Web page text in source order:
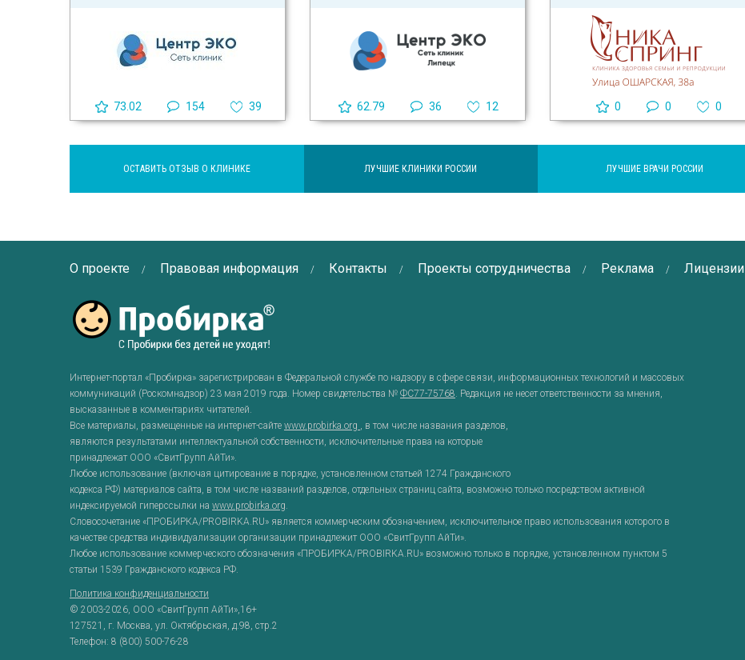
73.02 154 39 62.79 36 12 0 0 0
ОСТАВИТЬ ОТЗЫВ О КЛИНИКЕ ЛУЧШИЕ КЛИНИКИ РОССИИ ЛУЧШИЕ ВРАЧИ РОССИИ
О проекте Правовая информация Контакты Проекты сотрудничества Реклама Лицензии
Интернет-портал «Пробирка» зарегистрирован в Федеральной службе по надзору в сфере связи, информационных технологий и массовых
коммуникаций (Роскомнадзор) 23 мая 2019 года. Номер свидетельства № ФС77-75768. Редакция не несет ответственности за мнения,
высказанные в комментариях читателей.
Все материалы, размещенные на интернет-сайте www.probirka.org , в том числе названия разделов,
являются результатами интеллектуальной собственности, исключительные права на которые
принадлежат ООО «СвитГрупп АйТи».
Любое использование (включая цитирование в порядке, установленном статьей 1274 Гражданского
кодекса РФ) материалов сайта, в том числе названий разделов, отдельных страниц сайта, возможно только посредством активной
индексируемой гиперссылки на www.probirka.org.
Словосочетание «ПРОБИРКА/PROBIRKA.RU» является коммерческим обозначением, исключительное право использования которого в
качестве средства индивидуализации организации принадлежит ООО «СвитГрупп АйТи».
Любое использование коммерческого обозначения «ПРОБИРКА/PROBIRKA.RU» возможно только в порядке, установленном пунктом 5
статьи 1539 Гражданского кодекса РФ.
Политика конфиденциальности
© 2003-2026, ООО «СвитГрупп АйТи»,16+
127521 , г. Москва, ул. Октябрьская, д.98, стр.2
Телефон: 8 (800) 500-76-28